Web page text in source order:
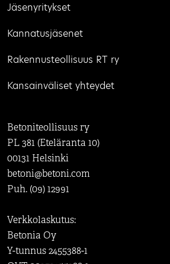
Jäsenyritykset
Kannatusjäsenet
Rakennusteollisuus RT ry
Kansainväliset yhteydet
Betoniteollisuus ry
PL 381 (Eteläranta 10)
00131 Helsinki
betoni@betoni.com
Puh. (09) 12991
Verkkolaskutus:
Betonia Oy
Y-tunnus 2455388-1